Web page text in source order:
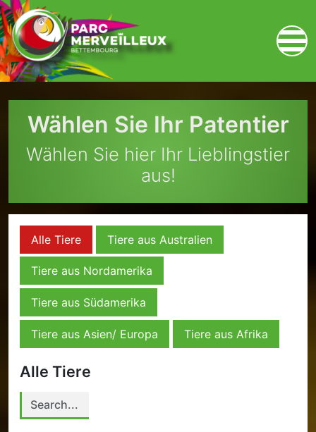
zum Inhalt
Wählen Sie Ihr Patentier
Wählen Sie hier Ihr Lieblingstier
aus!
Alle Tiere Tiere aus Australien
Tiere aus Nordamerika
Tiere aus Südamerika
Tiere aus Asien/ Europa Tiere aus Afrika
Alle Tiere